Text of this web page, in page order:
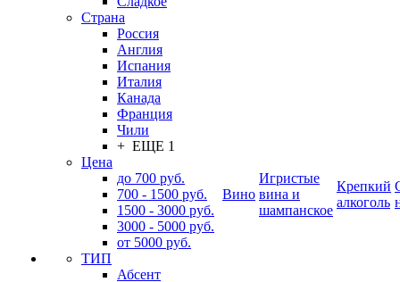
Страна
Россия
Англия
Испания
Италия
Канада
Франция
Чили
+ ЕЩЕ 1
Цена
до 700 руб.
700 - 1500 руб.
1500 - 3000 руб.
3000 - 5000 руб.
от 5000 руб.
ТИП
Абсент
Вино
Игристые
вина и
шампанское
Крепкий
алкоголь